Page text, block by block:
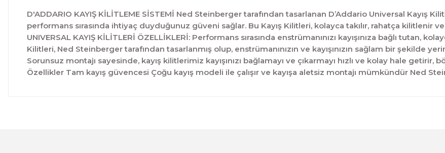
D'ADDARIO KAYIŞ KİLİTLEME SİSTEMİ Ned Steinberger tarafından tasarlanan D’Addario Universal Kayış
performans sırasında ihtiyaç duyduğunuz güveni sağlar. Bu Kayış Kilitleri, kolayca takılır, rahatça kilitlenir ve
UNIVERSAL KAYIŞ KİLİTLERİ ÖZELLİKLERİ: Performans sırasında enstrümanınızı kayışınıza bağlı tutan,
Kilitleri, Ned Steinberger tarafından tasarlanmış olup, enstrümanınızın ve kayışınızın sağlam bir şekilde
Sorunsuz montajı sayesinde, kayış kilitlerimiz kayışınızı bağlamayı ve çıkarmayı hızlı ve kolay hale
Özellikler Tam kayış güvencesi Çoğu kayış modeli ile çalışır ve kayışa aletsiz montajı mümkündür Ned